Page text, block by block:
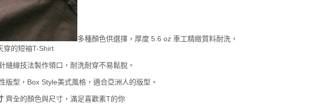
多種顏色供選擇，厚度 5.6 oz 車工精緻質料耐洗，
穿的短袖T-Shirt
縫線技法製作領口，耐洗耐穿不易鬆脫。
版型，Box Style美式風格，適合亞洲人的版型。
齊全的顏色與尺寸，滿足喜歡素T的你